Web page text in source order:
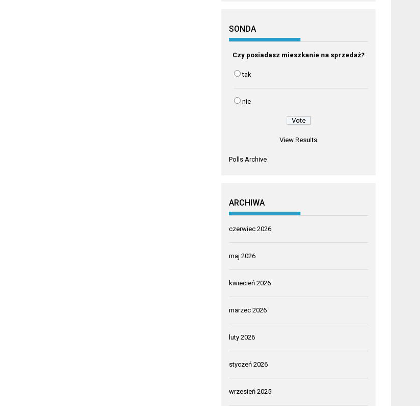
SONDA
Czy posiadasz mieszkanie na sprzedaż?
tak
nie
View Results
Polls Archive
ARCHIWA
czerwiec 2026
maj 2026
kwiecień 2026
marzec 2026
luty 2026
styczeń 2026
wrzesień 2025